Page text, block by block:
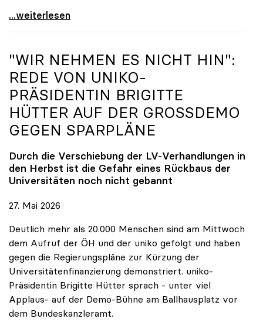
Holzleitner empfing uniko-Spitze zum Austausch
...weiterlesen
"WIR NEHMEN ES NICHT HIN":
REDE VON UNIKO-
PRÄSIDENTIN BRIGITTE
HÜTTER AUF DER GROSSDEMO G
EGEN SPARPLÄNE
Durch die Verschiebung der LV-Verhandlungen in
den Herbst ist die Gefahr eines Rückbaus der
Universitäten noch nicht gebannt
27. Mai 2026
Deutlich mehr als 20.000 Menschen sind am Mittwoch
dem Aufruf der ÖH und der uniko gefolgt und haben
gegen die Regierungspläne zur Kürzung der
Universitätenfinanzierung demonstriert. uniko-
Präsidentin Brigitte Hütter sprach - unter viel
Applaus- auf der Demo-Bühne am Ballhausplatz vor
dem Bundeskanzleramt.